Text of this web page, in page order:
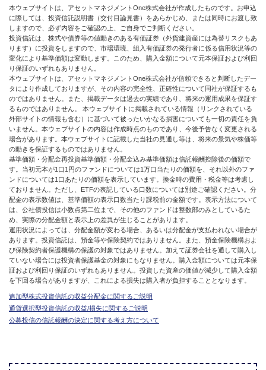
本ウェブサイトは、アセットマネジメントOne株式会社が作成したものです。お申込
に際しては、投資信託説明書（交付目論見書）をあらかじめ、または同時にお渡し致
しますので、必ず内容をご確認の上、ご自身でご判断ください。
投資信託は、株式や債券等の値動きのある有価証券（外貨建資産には為替リスクもあ
ります）に投資をしますので、市場環境、組入有価証券の発行者に係る信用状況等の
変化により基準価額は変動します。このため、購入金額について元本保証および利回
り保証のいずれもありません。
本ウェブサイトは、アセットマネジメントOne株式会社が信頼できると判断したデー
タにより作成しておりますが、その内容の完全性、正確性について同社が保証するも
のではありません。また、掲載データは過去の実績であり、将来の運用成果を保証す
るものではありません。 本ウェブサイトに掲載されている情報（リンクされている
外部サイトの情報も含む）に基づいて被ったいかなる損害についても一切の責任を負
いません。本ウェブサイトの内容は作成時点のものであり、今後予告なく変更される
場合があります。本ウェブサイトに記載した当社の見通し等は、将来の景気や株価等
の動きを保証するものではありません。
基準価額・分配金再投資基準価額・分配金込み基準価額は信託報酬控除後の価額で
す。当初元本が1口1円のファンドについては1万口当たりの価額を、それ以外のファ
ンドについては1口あたりの価額を表示しています。換金時の費用・税金等は考慮し
ておりません。ただし、ETFの表記している口数については別途ご確認ください。分
配金の表示数値は、基準価額の表示口数当たり課税前の金額です。表示方法について
は、公社債投信は小数点第二位まで、その他のファンドは整数部のみとしているた
め、実際の分配金額と表示上の差異が生じることがあります。
運用状況によっては、分配金額が変わる場合、あるいは分配金が支払われない場合が
あります。投資信託は、預金等や保険契約ではありません。また、預金保険機構およ
び保険契約者保護機構の保護の対象ではありません。加えて証券会社を通して購入し
ていない場合には投資者保護基金の対象にもなりません。購入金額については元本保
証および利回り保証のいずれもありません。投資した資産の価値が減少して購入金額
を下回る場合がありますが、これによる損失は購入者が負担することとなります。
追加型株式投資信託の収益分配金に関するご説明
通貨選択型投資信託の収益/損失に関するご説明
公募投信の信託報酬の決定に関する考え方について